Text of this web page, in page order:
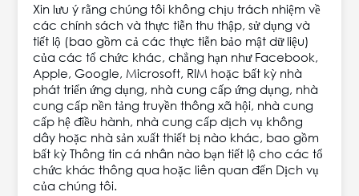
Xin lưu ý rằng chúng tôi không chịu trách nhiệm về
các chính sách và thực tiễn thu thập, sử dụng và
tiết lộ (bao gồm cả các thực tiễn bảo mật dữ liệu)
của các tổ chức khác, chẳng hạn như Facebook,
Apple, Google, Microsoft, RIM hoặc bất kỳ nhà
phát triển ứng dụng, nhà cung cấp ứng dụng, nhà
cung cấp nền tảng truyền thông xã hội, nhà cung
cấp hệ điều hành, nhà cung cấp dịch vụ không
dây hoặc nhà sản xuất thiết bị nào khác, bao gồm
bất kỳ Thông tin cá nhân nào bạn tiết lộ cho các tổ
chức khác thông qua hoặc liên quan đến Dịch vụ
của chúng tôi.